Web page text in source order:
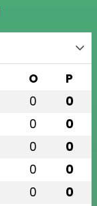
O P
0 0
0 0
0 0
0 0
0 0